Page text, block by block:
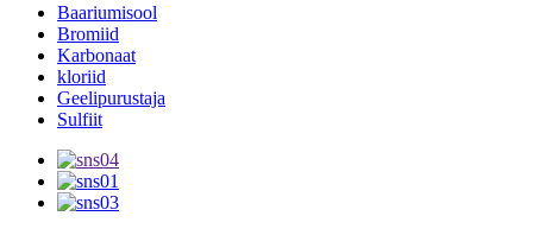
Baariumisool
Bromiid
Karbonaat
kloriid
Geelipurustaja
Sulfiit